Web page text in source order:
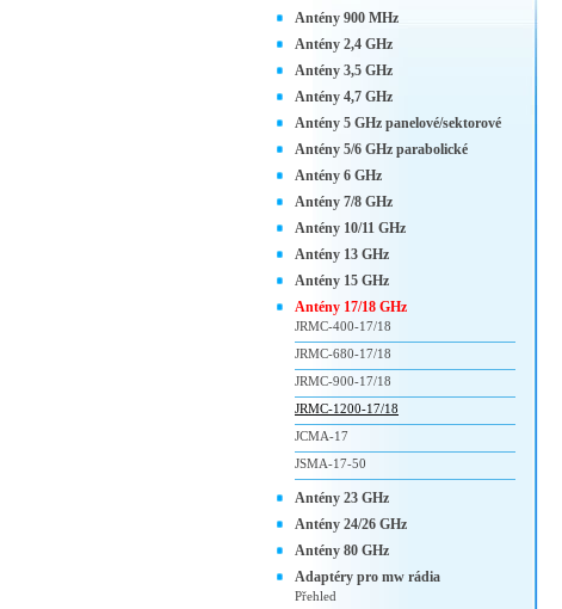
Antény 900 MHz
Antény 2,4 GHz
Antény 3,5 GHz
Antény 4,7 GHz
Antény 5 GHz panelové/sektorové
Antény 5/6 GHz parabolické
Antény 6 GHz
Antény 7/8 GHz
Antény 10/11 GHz
Antény 13 GHz
Antény 15 GHz
Antény 17/18 GHz
JRMC-400-17/18
JRMC-680-17/18
JRMC-900-17/18
JRMC-1200-17/18
JCMA-17
JSMA-17-50
Antény 23 GHz
Antény 24/26 GHz
Antény 80 GHz
Adaptéry pro mw rádia
Přehled